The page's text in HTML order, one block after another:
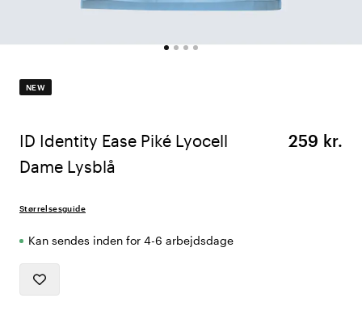
NEW
ID Identity Ease Piké Lyocell
Dame Lysblå
259 kr.
Størrelsesguide
Kan sendes inden for 4-6 arbejdsdage